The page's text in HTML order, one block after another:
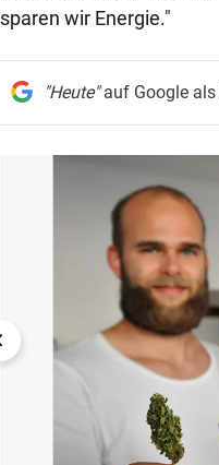
sparen wir Energie."
"Heute"auf Google als
1/5